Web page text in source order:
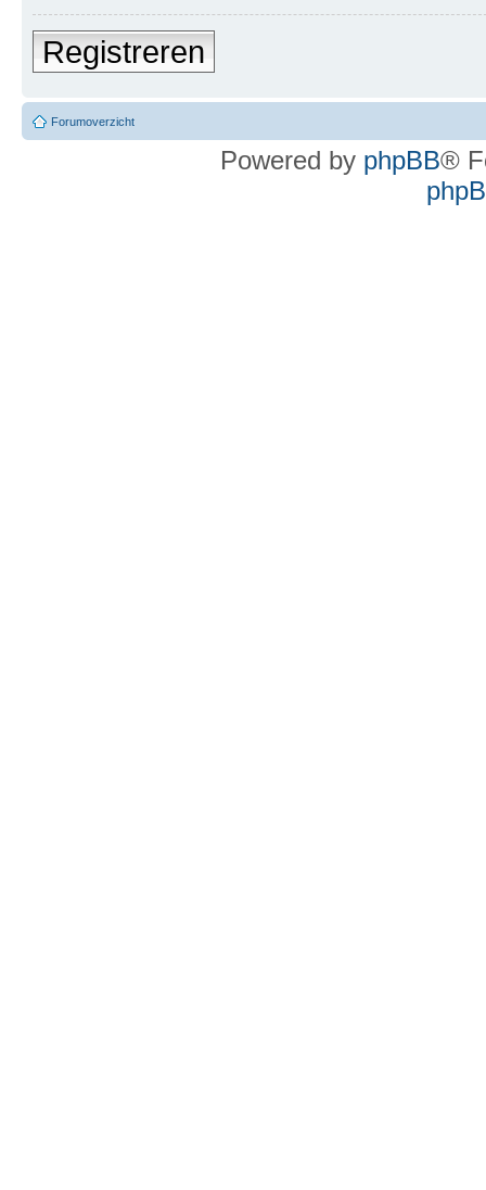
Registreren
Forumoverzicht
Powered by phpBB®